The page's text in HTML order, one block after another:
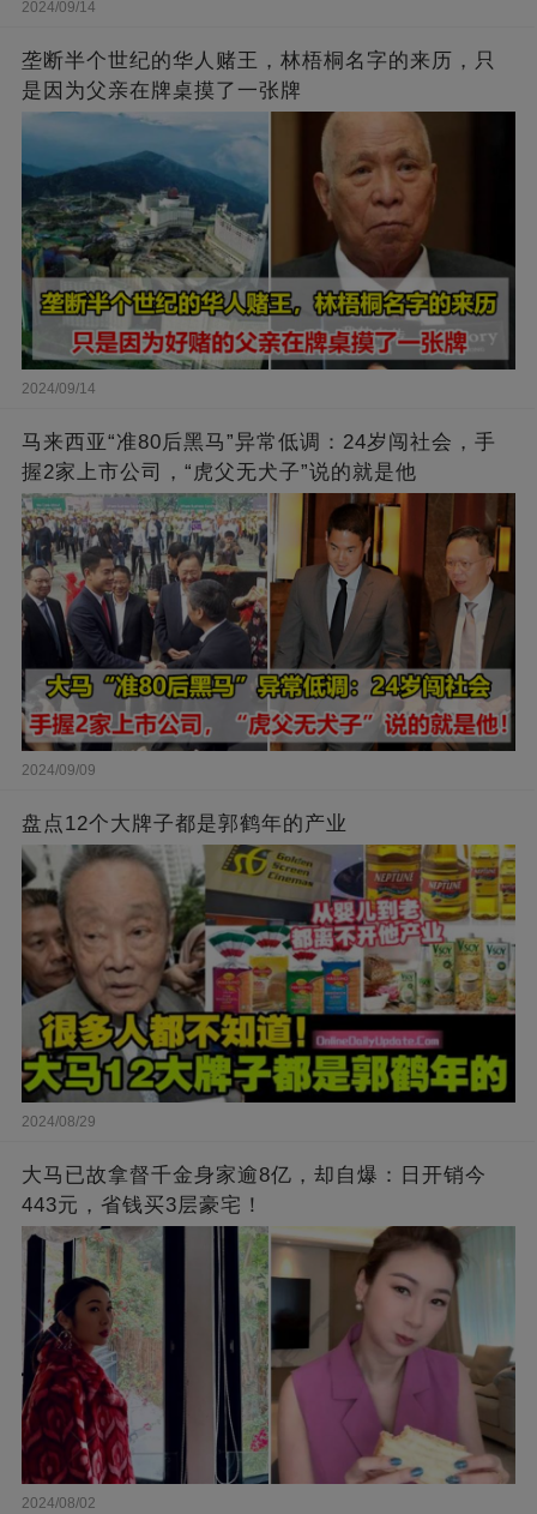
2024/09/14
垄断半个世纪的华人赌王，林梧桐名字的来历，只
是因为父亲在牌桌摸了一张牌
2024/09/14
马来西亚“准80后黑马”异常低调：24岁闯社会，手
握2家上市公司，“虎父无犬子”说的就是他
2024/09/09
盘点12个大牌子都是郭鹤年的产业
2024/08/29
大马已故拿督千金身家逾8亿，却自爆：日开销今
443元，省钱买3层豪宅！
2024/08/02